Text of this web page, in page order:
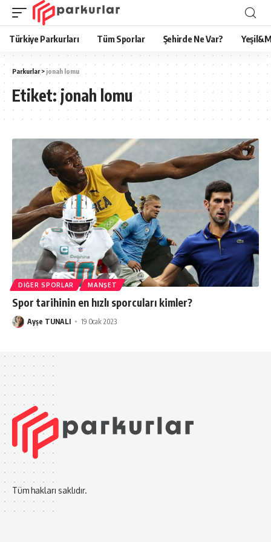
Türkiye Parkurları Tüm Sporlar Şehirde Ne Var?
Parkurlar> jonah lomu
Etiket:jonah lomu
DIĞER SPORLAR MANŞET
Spor tarihinin en hızlı sporcuları kimler?
Ayşe TUNALI 19 Ocak 2023
Tüm hakları saklıdır.